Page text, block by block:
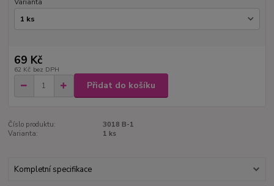
69 Kč
62 Kč bez DPH
Přidat do košíku
Číslo produktu:
3018 B-1
Varianta:
1 ks
Kompletní specifikace